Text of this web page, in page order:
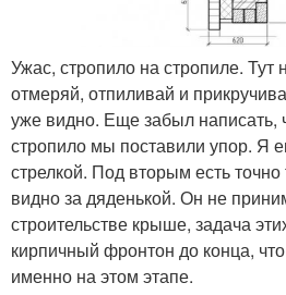
Ужас, стропило на стропиле. Тут
отмеряй, отпиливай и
уже видно. Еще забыл написать,
стропило мы поставили упор. Я
стрелкой. Под вторым есть
видно за дяденькой. Он не
строительстве крыше, задача
кирпичный фронтон до конца,
именно на этом этапе.